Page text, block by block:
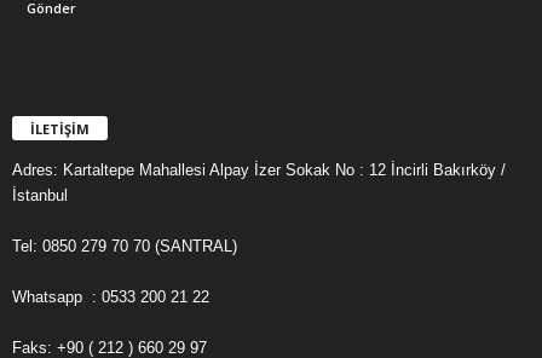
İLETİŞİM
Adres: Kartaltepe Mahallesi Alpay İzer Sokak No : 12 İncirli Bakırköy /
İstanbul
Tel: 0850 279 70 70 (SANTRAL)
Whatsapp : 0533 200 21 22
Faks: +90 ( 212 ) 660 29 97